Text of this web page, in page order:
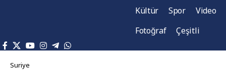
Kültür
Spor
Video
Fotoğraf
Çeşitli
Suriye